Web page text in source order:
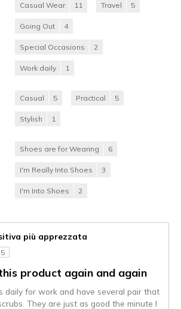
Casual Wear 11 Travel 5
Going Out 4
Special Occasions 2
Work daily 1
Casual 5 Practical 5
Stylish 1
Shoes are for Wearing 6
I'm Really Into Shoes 3
I'm Into Shoes 2
più apprezzata
5
product again and again
daily for work and have several pair that
They are just as good the minute I